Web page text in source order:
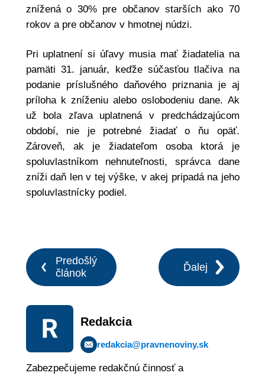
znížená o 30% pre občanov starších ako 70
rokov a pre občanov v hmotnej núdzi.
Pri uplatnení si úľavy musia mať žiadatelia na
pamäti 31. január, keďže súčasťou tlačiva na
podanie príslušného daňového priznania je aj
príloha k zníženiu alebo oslobodeniu dane. Ak
už bola zľava uplatnená v predchádzajúcom
období, nie je potrebné žiadať o ňu opäť.
Zároveň, ak je žiadateľom osoba ktorá je
spoluvlastníkom nehnuteľnosti, správca dane
zníži daň len v tej výške, v akej pripadá na jeho
spoluvlastnícky podiel.
Predošlý
článok
Ďalej
Redakcia
redakcia@pravnenoviny.sk
Zabezpečujeme redakčnú činnosť a